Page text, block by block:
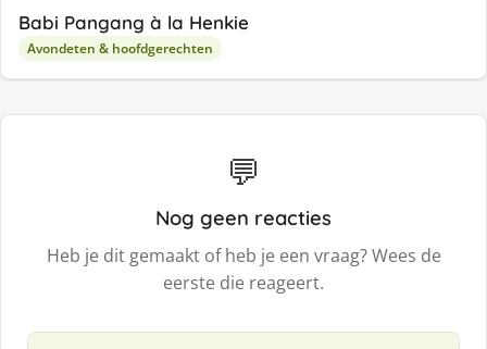
Babi Pangang à la Henkie
Avondeten & hoofdgerechten
💬
Nog geen reacties
Heb je dit gemaakt of heb je een vraag? Wees de
eerste die reageert.